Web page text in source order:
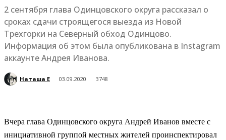
2 сентября глава Одинцовского округа рассказал о
сроках сдачи строящегося выезда из Новой
Трехгорки на Северный обход Одинцово.
Информация об этом была опубликована в Instagram
аккаунте Андрея Иванова.
Наташа Е 03.09.2020 3748
Вчера глава Одинцовского округа Андрей Иванов вместе с
инициативной группой местных жителей проинспектировал